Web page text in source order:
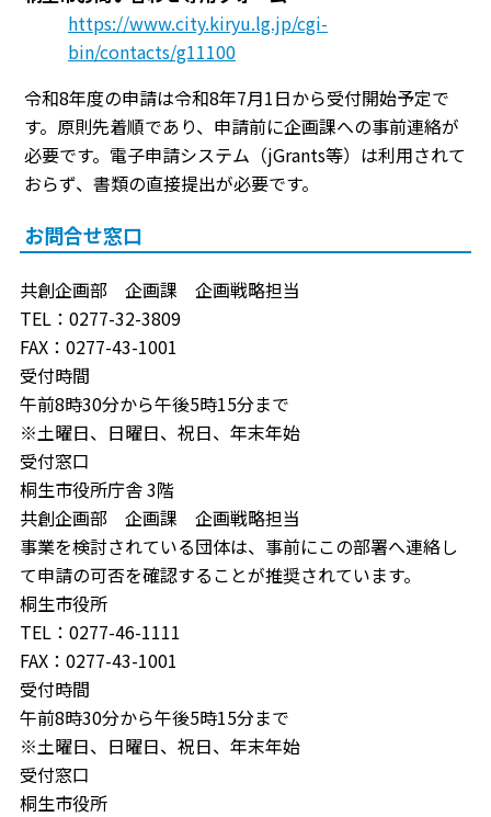
https://www.city.kiryu.lg.jp/cgi-
bin/contacts/g11100
令和8年度の申請は令和8年7月1日から受付開始予定で
す。原則先着順であり、申請前に企画課への事前連絡が
必要です。電子申請システム（jGrants等）は利用されて
おらず、書類の直接提出が必要です。
お問合せ窓口
共創企画部 企画課 企画戦略担当
TEL：0277-32-3809
FAX：0277-43-1001
受付時間
午前8時30分から午後5時15分まで
※土曜日、日曜日、祝日、年末年始
受付窓口
桐生市役所庁舎 3階
共創企画部 企画課 企画戦略担当
事業を検討されている団体は、事前にこの部署へ連絡し
て申請の可否を確認することが推奨されています。
桐生市役所
TEL：0277-46-1111
FAX：0277-43-1001
受付時間
午前8時30分から午後5時15分まで
※土曜日、日曜日、祝日、年末年始
受付窓口
桐生市役所